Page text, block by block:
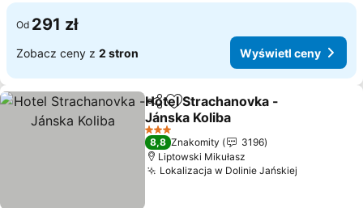
Od 291 zł
Zobacz ceny z 2 stron Wyświetl ceny
Udostępnij
Dodaj do ulubionych
Hotel Strachanovka -
Jánska Koliba
Wyświetl ceny
3 Kategoria
8,8 Znakomity
3196
Liptowski Mikułasz
Lokalizacja w Dolinie Jańskiej